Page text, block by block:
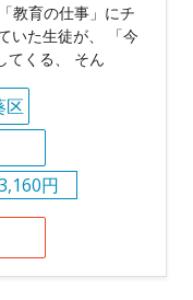
教育の仕事」にチ
いた生徒が、 「今
てくる、 そん
区
円